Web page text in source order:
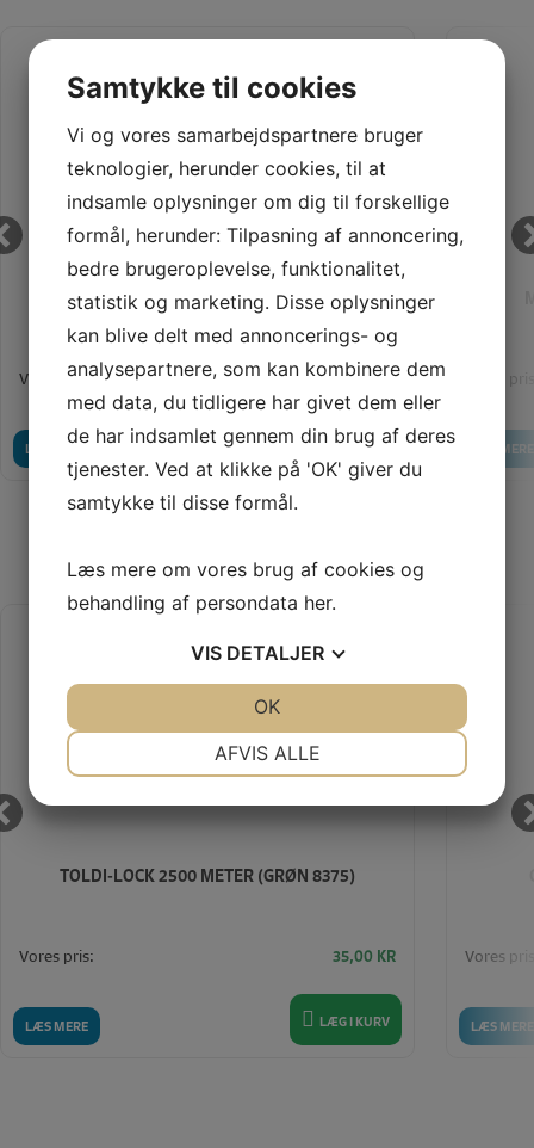
MINIKREA 70045, JERSEY KJOLE
LÆS MERE
Vores pris: 95,00KR
LÆG I KURV LÆS MERE
Vores
SENEST SETE PRODUKTER
TOLDI-LOCK 2500 METER (GRØN 8375)
LÆS MERE
Vores pris: 35,00 KR
LÆG I KURV LÆS MERE
Vores
Samtykke til cookies
Vi og vores samarbejdspartnere bruger
teknologier, herunder cookies, til at
indsamle oplysninger om dig til forskellige
formål, herunder: Tilpasning af annoncering,
bedre brugeroplevelse, funktionalitet,
statistik og marketing. Disse oplysninger
kan blive delt med annoncerings- og
analysepartnere, som kan kombinere dem
med data, du tidligere har givet dem eller
de har indsamlet gennem din brug af deres
tjenester. Ved at klikke på 'OK' giver du
samtykke til disse formål.
Læs mere om vores brug af cookies og
behandling af persondata her.
VIS DETALJER
AFVIS ALLE
OK